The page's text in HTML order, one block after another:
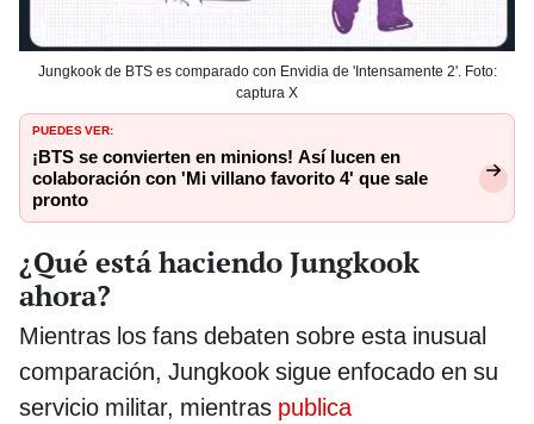
Jungkook de BTS es comparado con Envidia de 'Intensamente 2'. Foto:
captura X
PUEDES VER:
¡BTS se convierten en minions! Así lucen en
colaboración con 'Mi villano favorito 4' que sale
pronto
¿Qué está haciendo Jungkook
ahora?
Mientras los fans debaten sobre esta inusual
comparación, Jungkook sigue enfocado en su
servicio militar, mientras publica